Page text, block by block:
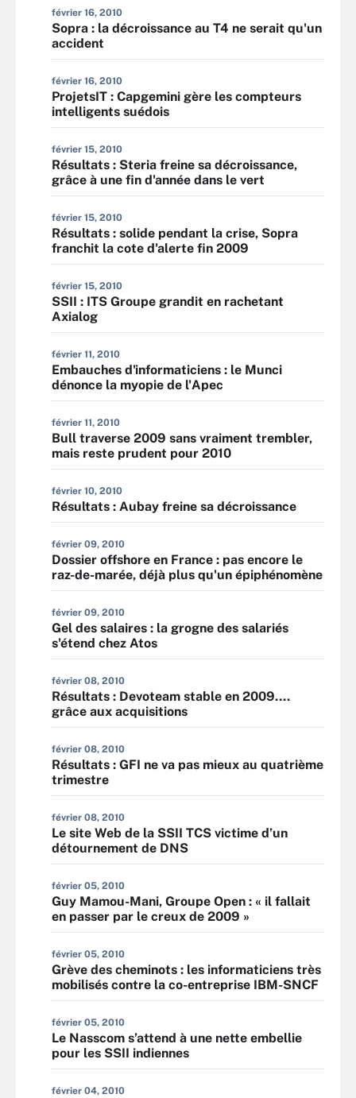
février 16, 2010
Sopra : la décroissance au T4 ne serait qu'un
accident
février 16, 2010
ProjetsIT : Capgemini gère les compteurs
intelligents suédois
février 15, 2010
Résultats : Steria freine sa décroissance,
grâce à une fin d'année dans le vert
février 15, 2010
Résultats : solide pendant la crise, Sopra
franchit la cote d'alerte fin 2009
février 15, 2010
SSII : ITS Groupe grandit en rachetant
Axialog
février 11, 2010
Embauches d'informaticiens : le Munci
dénonce la myopie de l'Apec
février 11, 2010
Bull traverse 2009 sans vraiment trembler,
mais reste prudent pour 2010
février 10, 2010
Résultats : Aubay freine sa décroissance
février 09, 2010
Dossier offshore en France : pas encore le
raz-de-marée, déjà plus qu'un épiphénomène
février 09, 2010
Gel des salaires : la grogne des salariés
s'étend chez Atos
février 08, 2010
Résultats : Devoteam stable en 2009....
grâce aux acquisitions
février 08, 2010
Résultats : GFI ne va pas mieux au quatrième
trimestre
février 08, 2010
Le site Web de la SSII TCS victime d’un
détournement de DNS
février 05, 2010
Guy Mamou-Mani, Groupe Open : « il fallait
en passer par le creux de 2009 »
février 05, 2010
Grève des cheminots : les informaticiens très
mobilisés contre la co-entreprise IBM-SNCF
février 05, 2010
Le Nasscom s’attend à une nette embellie
pour les SSII indiennes
février 04, 2010